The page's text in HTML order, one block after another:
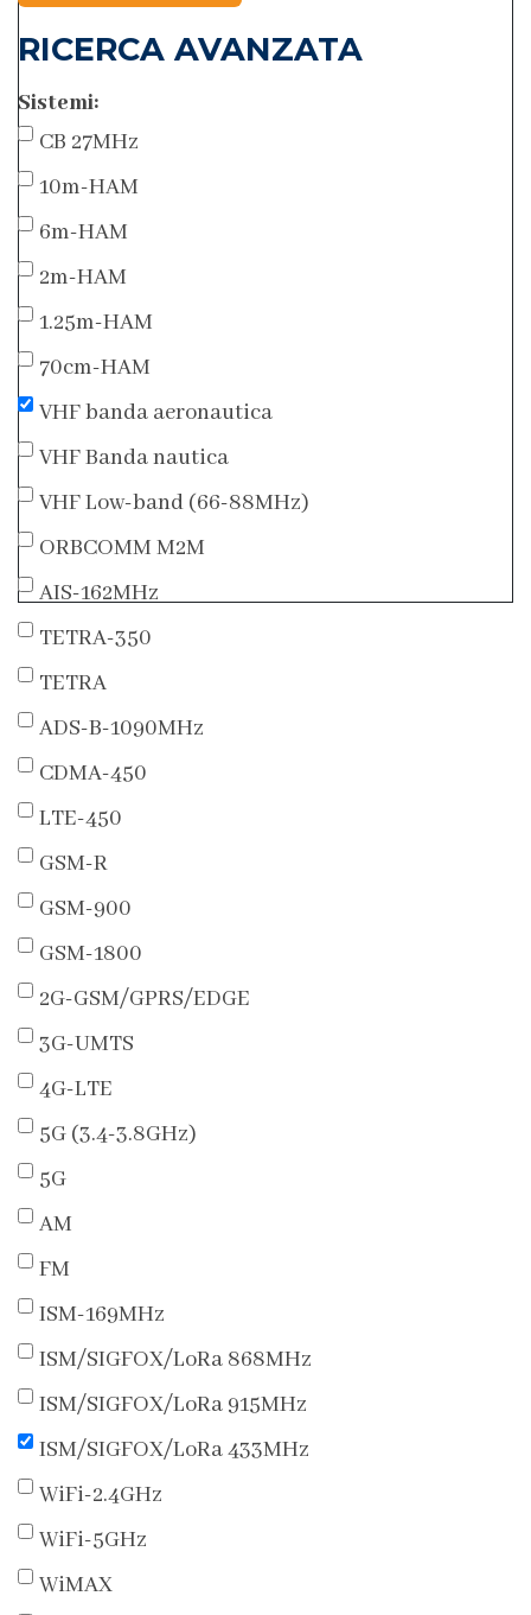
RICERCA AVANZATA
Sistemi:
CB 27MHz
10m-HAM
6m-HAM
2m-HAM
1.25m-HAM
70cm-HAM
VHF banda aeronautica
VHF Banda nautica
VHF Low-band (66-88MHz)
ORBCOMM M2M
AIS-162MHz
TETRA-350
TETRA
ADS-B-1090MHz
CDMA-450
LTE-450
GSM-R
GSM-900
GSM-1800
2G-GSM/GPRS/EDGE
3G-UMTS
4G-LTE
5G (3.4-3.8GHz)
5G
AM
FM
ISM-169MHz
ISM/SIGFOX/LoRa 868MHz
ISM/SIGFOX/LoRa 915MHz
ISM/SIGFOX/LoRa 433MHz
WiFi-2.4GHz
WiFi-5GHz
WiMAX